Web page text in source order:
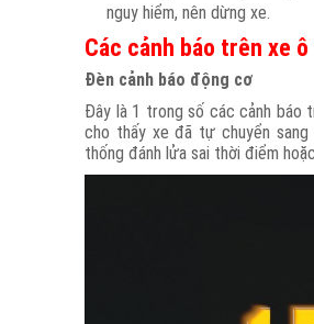
nguy hiểm, nên dừng xe.
Các cảnh báo trên xe
Đèn cảnh báo động cơ
Đây là 1 trong số các cảnh báo
cho thấy xe đã tự chuyển sang
thống đánh lửa sai thời điểm